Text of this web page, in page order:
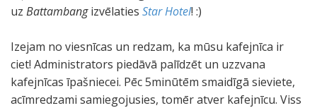
uz Battambangizvēlaties Star Hotel! :)
Izejam no viesnīcas un redzam, ka mūsu kafejnīca ir
ciet! Administrators piedāvā palīdzēt un uzzvana
kafejnīcas īpašniecei. Pēc 5minūtēm smaidīgā sieviete,
acīmredzami samiegojusies, tomēr atver kafejnīcu. Viss